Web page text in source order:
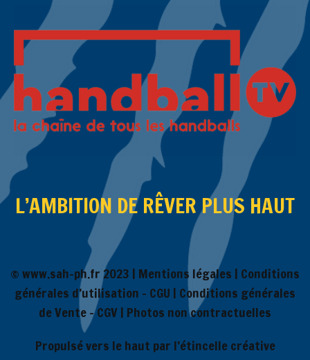
L’AMBITION DE RÊVER PLUS HAUT
© www.sah-ph.fr 2023 | Mentions légales | Conditions
générales d’utilisation – CGU | Conditions générales
de Vente – CGV| Photos non contractuelles
Propulsé vers le haut par l’étincelle créative